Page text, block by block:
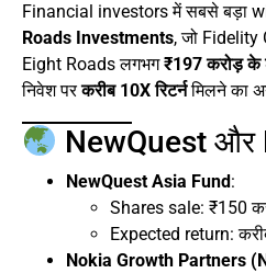
Financial investors में सबसे बड़ा
Roads Investments, जो Fidelity
Eight Roads लगभग₹197 करोड़ के
निवेश परकरीब 10X रिटर्नमिलने का
NewQuest और
NewQuest Asia Fund :
Shares sale: ₹150
Expected return:
Nokia Growth Partners